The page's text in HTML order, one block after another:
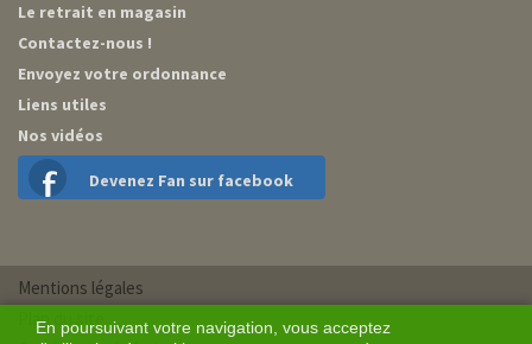
Le retrait en magasin
Contactez-nous !
Envoyez votre ordonnance
Liens utiles
Nos vidéos
Devenez Fan sur facebook
En poursuivant votre navigation, vous acceptez
Mentions légales
Plan du site